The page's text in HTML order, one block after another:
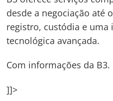
desde a negociação até
registro, custódia e uma
tecnológica avançada.
Com informações da B3.
]]>